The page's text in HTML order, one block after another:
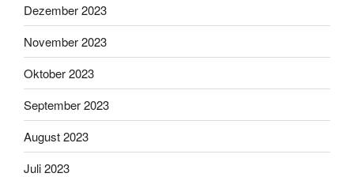
Dezember 2023
November 2023
Oktober 2023
September 2023
August 2023
Juli 2023